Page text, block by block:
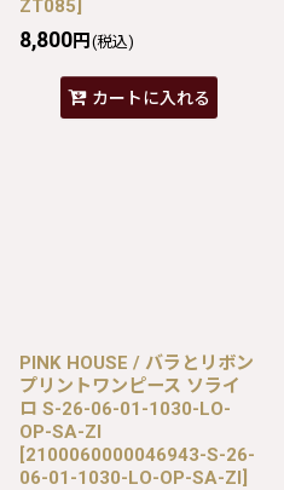
ZT085]
8,800円 (税込)
カートに入れる
PINK HOUSE / バラとリボン
プリントワンピース ソライ
ロ S-26-06-01-1030-LO-
OP-SA-ZI
[2100060000046943-S-26-
06-01-1030-LO-OP-SA-ZI]